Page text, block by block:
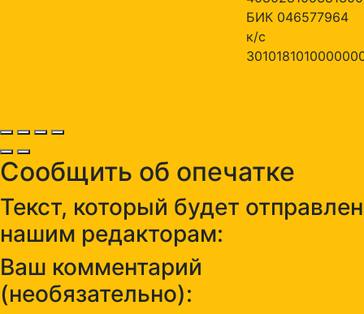
БИК 046577964
к/с
Сообщить об опечатке
Текст, который будет отправлен
нашим редакторам:
Ваш комментарий
(необязательно):